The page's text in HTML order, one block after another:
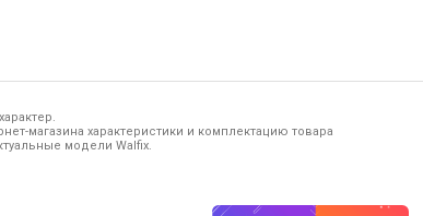
магазина характеристики и комплектацию товара
модели Walfix.